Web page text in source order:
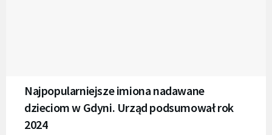
Najpopularniejsze imiona nadawane
dzieciom w Gdyni. Urząd podsumował rok
2024